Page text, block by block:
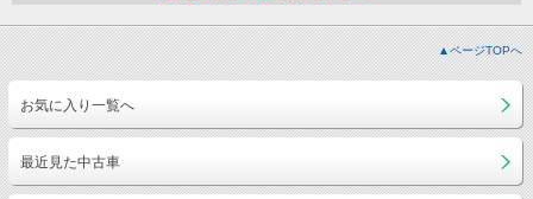
▲ページTOPへ
お気に入り一覧へ
最近見た中古車